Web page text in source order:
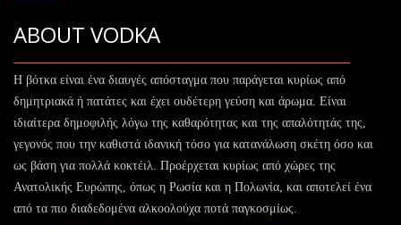
ABOUT VODKA
Η βότκα είναι ένα διαυγές απόσταγμα που παράγεται κυρίως από
δημητριακά ή πατάτες και έχει ουδέτερη γεύση και άρωμα. Είναι
ιδιαίτερα δημοφιλής λόγω της καθαρότητας και της απαλότητάς της,
γεγονός που την καθιστά ιδανική τόσο για κατανάλωση σκέτη όσο και
ως βάση για πολλά κοκτέιλ. Προέρχεται κυρίως από χώρες της
Ανατολικής Ευρώπης, όπως η Ρωσία και η Πολωνία, και αποτελεί ένα
από τα πιο διαδεδομένα αλκοολούχα ποτά παγκοσμίως.